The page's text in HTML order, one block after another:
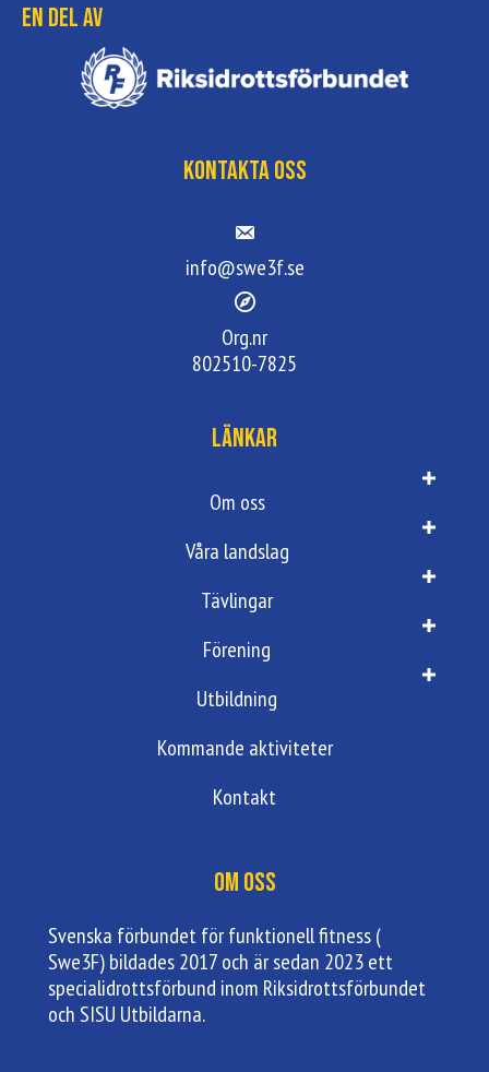
En del av
Kontakta oss
info@swe3f.se
Org.nr
802510-7825
Länkar
Om oss
Våra landslag
Tävlingar
Förening
Utbildning
Kommande aktiviteter
Kontakt
Om oss
Svenska förbundet för funktionell fitness (
Swe3F) bildades 2017 och är sedan 2023 ett
specialidrottsförbund inom Riksidrottsförbundet
och SISU Utbildarna.